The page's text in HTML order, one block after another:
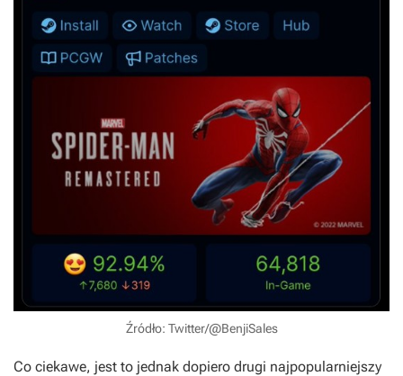
Źródło: Twitter/@BenjiSales
Co ciekawe, jest to jednak dopiero drugi najpopularniejszy